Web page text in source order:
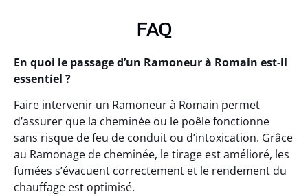
FAQ
En quoi le passage d’un Ramoneur à Romain est-il
essentiel ?
Faire intervenir un Ramoneur à Romain permet
d’assurer que la cheminée ou le poêle fonctionne
sans risque de feu de conduit ou d’intoxication. Grâce
au Ramonage de cheminée, le tirage est amélioré, les
fumées s’évacuent correctement et le rendement du
chauffage est optimisé.